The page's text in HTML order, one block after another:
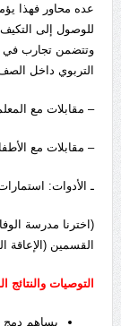
عده محاور فهذا
للوصول إلى
وتتضمن تجارب في
التربوي داخل
– مقابلات مع
– مقابلات مع
ـ الأدوات: استمارات
(اخترنا مدرسة
القسمين (الإعاقة
التوصيات والنتائج
يساهم دمج